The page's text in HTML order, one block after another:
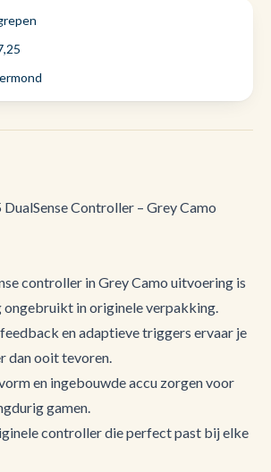
Controller – Grey Camo
controller in Grey Camo uitvoering is
ongebruikt in originele verpakking.
en adaptieve triggers ervaar je
dan ooit tevoren.
en ingebouwde accu zorgen voor
gamen.
controller die perfect past bij elke